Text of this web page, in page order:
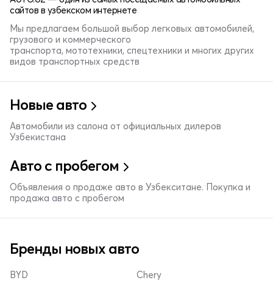
сайтов в узбекском интернете
Мы предлагаем большой выбор легковых автомобилей,
грузового и коммерческого
транспорта, мототехники, спецтехники и многих других
видов транспортных средств
Новые авто
Автомобили из салона от официальных дилеров
Узбекистана
Авто с пробегом
Объявления о продаже авто в Узбекситане. Покупка и
продажа авто с пробегом
Бренды новых авто
BYD Chery